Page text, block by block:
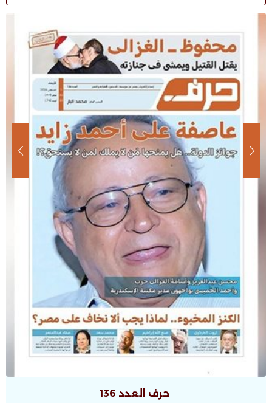
حرف العدد 135